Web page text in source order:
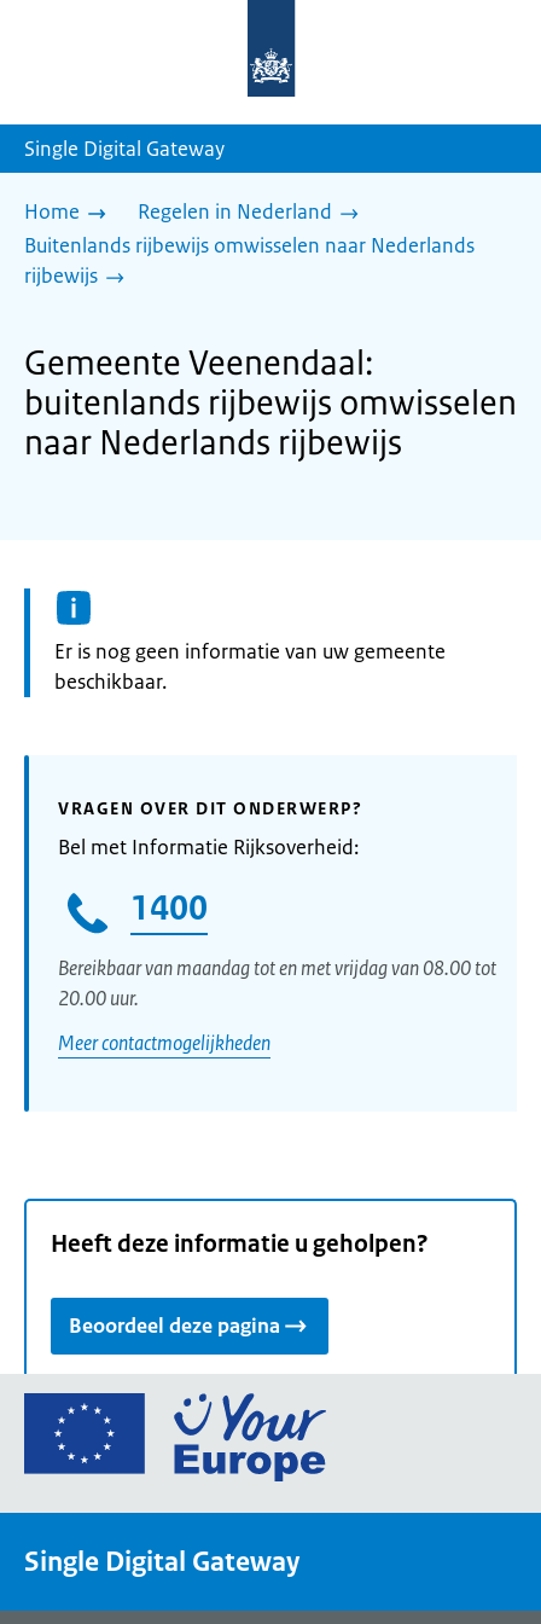
homepage
Single Digital Gateway
Home
Regelen in Nederland
Buitenlands rijbewijs omwisselen naar Nederlands
rijbewijs
Gemeente Veenendaal:
buitenlands rijbewijs omwisselen
naar Nederlands rijbewijs
Informatie:
Er is nog geen informatie van uw gemeente
beschikbaar.
VRAGEN OVER DIT ONDERWERP?
Bel met Informatie Rijksoverheid:
1400
Bereikbaar van maandag tot en met vrijdag van 08.00 tot
20.00 uur.
Meer contactmogelijkheden
Heeft deze informatie u geholpen?
Beoordeel deze pagina
Ga
de
een
Single Digital Gateway